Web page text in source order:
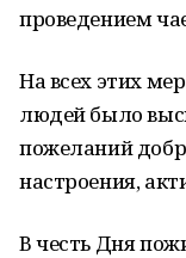
проведением
На всех этих
людей было
пожеланий
настроения,
В честь Дня